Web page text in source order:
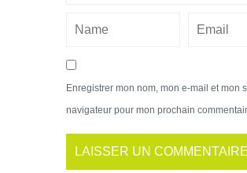
Enregistrer mon nom, mon e-mail et mon
navigateur pour mon prochain